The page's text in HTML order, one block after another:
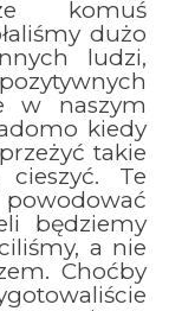
komuś
dużo
ludzi,
w naszym
kiedy
takie
Te
będziemy
a nie
Choćby